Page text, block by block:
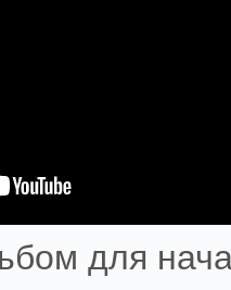
для